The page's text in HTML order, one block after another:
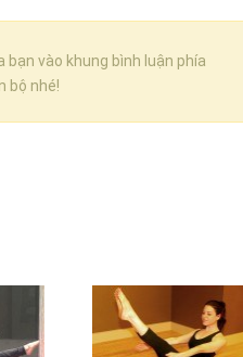
vào khung bình luận phía
bộ nhé!